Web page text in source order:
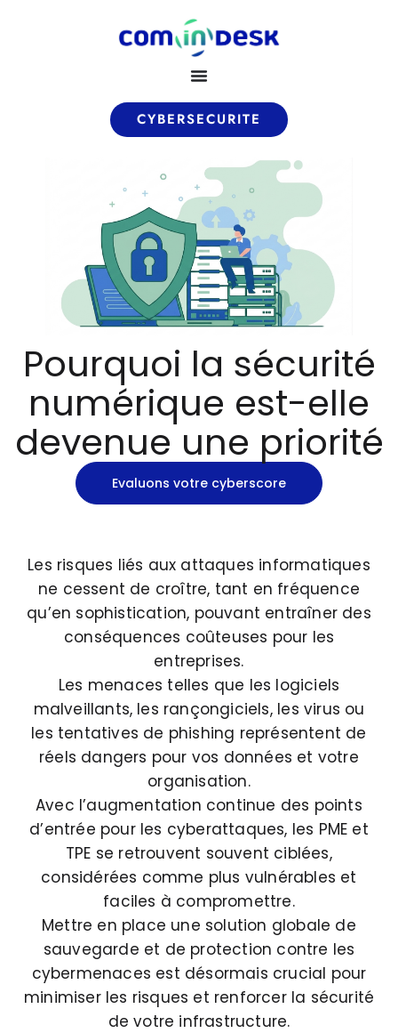
CYBERSECURITE
Pourquoi la sécurité
numérique est-elle
devenue une priorité
Evaluons votre cyberscore
Les risques liés aux attaques informatiques
ne cessent de croître, tant en fréquence
qu’en sophistication, pouvant entraîner des
conséquences coûteuses pour les
entreprises.
Les menaces telles que les logiciels
malveillants, les rançongiciels, les virus ou
les tentatives de phishing représentent de
réels dangers pour vos données et votre
organisation.
Avec l’augmentation continue des points
d’entrée pour les cyberattaques, les PME et
TPE se retrouvent souvent ciblées,
considérées comme plus vulnérables et
faciles à compromettre.
Mettre en place une solution globale de
sauvegarde et de protection contre les
cybermenaces est désormais crucial pour
minimiser les risques et renforcer la sécurité
de votre infrastructure.